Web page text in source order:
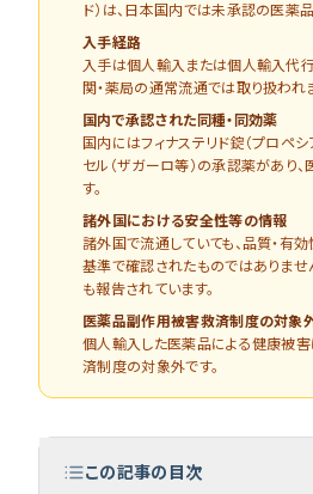
ド）は、日本国内では未承認の医薬品
入手経路
入手は個人輸入または個人輸入代
関・薬局の通常流通では取り扱われ
国内で承認された同種・同効薬
国内にはフィナステリド錠（プロペシ
セル（ザガーロ等）の承認薬があり
す。
諸外国における安全性等の情報
諸外国で流通していても、品質・有
基準で確認されたものではありませ
も報告されています。
医薬品副作用被害救済制度の対象
個人輸入した医薬品による健康被
済制度の対象外です。
この記事の目次